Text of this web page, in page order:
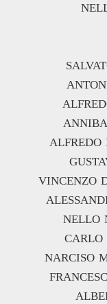
alfredo
vincenzo
nello
carlo
narciso